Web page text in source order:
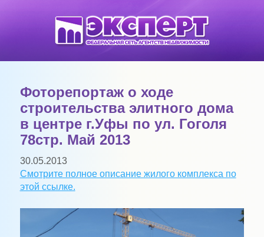
Фоторепортаж о ходе
строительства элитного дома
в центре г.Уфы по ул. Гоголя
78стр. Май 2013
30.05.2013
Смотрите полное описание жилого комплекса по
этой ссылке.